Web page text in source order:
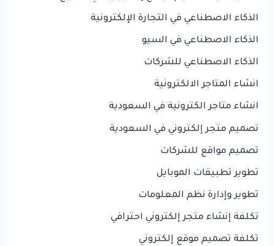
الذكاء الاصطناعي في التجارة الإلكترونية
الذكاء الاصطناعي في السيو
الذكاء الاصطناعي للشركات
انشاء المتاجر الالكترونية
انشاء متاجر الكترونية في السعودية
تصميم متجر إلكتروني في السعودية
تصميم مواقع للشركات
تطوير تطبيقات الموبايل
تطوير وإدارة نظم المعلومات
تكلفة إنشاء متجر إلكتروني احترافي
تكلفة تصميم موقع إلكتروني